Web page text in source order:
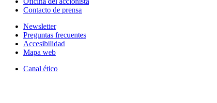
Contacto de prensa
Newsletter
Preguntas frecuentes
Accesibilidad
Mapa web
Canal ético